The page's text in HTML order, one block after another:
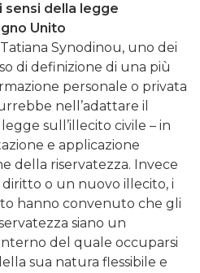
sensi della legge
Unito
Synodinou, uno dei
di definizione di una più
personale o privata
nell’adattare il
sull’illecito civile – in
e applicazione
della riservatezza. Invece
o un nuovo illecito, i
hanno convenuto che gli
siano un
del quale occuparsi
sua natura flessibile e